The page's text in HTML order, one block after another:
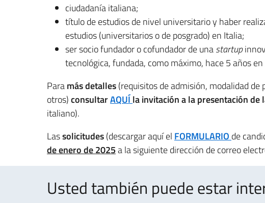
ciudadanía italiana;
título de estudios de nivel universitario y haber
estudios (universitarios o de posgrado) en Italia;
ser socio fundador o cofundador de unastartup
tecnológica, fundada, como máximo, hace 5 años
Paramás detalles(requisitos de admisión, modalidad
otros)consultarAQUÍla invitación a la presentación de
italiano).
Lassolicitudes(descargar aquí el FORMULARIO de
de enero de 2025a la siguiente dirección de correo
Usted también puede estar